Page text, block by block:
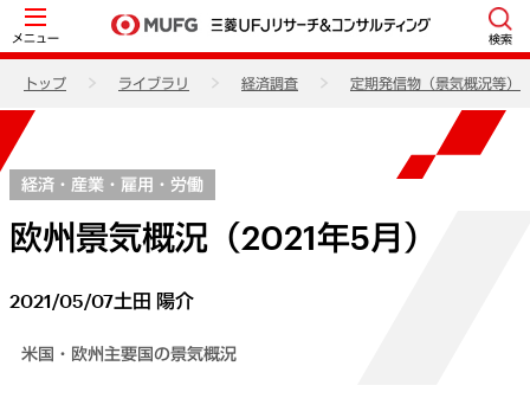
メニュー 検索
トップ ライブラリ 経済調査 定期発信物（景気概況等）
経済・産業・雇用・労働
欧州景気概況（2021年5月）
2021/05/07土田 陽介
米国・欧州主要国の景気概況